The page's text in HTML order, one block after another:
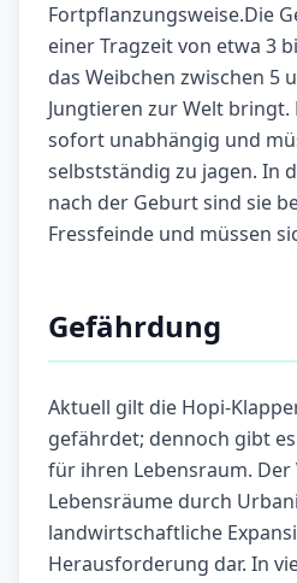
Fortpflanzungsweise.Die
einer Tragzeit von etwa 3
das Weibchen zwischen 5
Jungtieren zur Welt bringt.
sofort unabhängig und
selbstständig zu jagen. In
nach der Geburt sind sie
Fressfeinde und müssen
Gefährdung
Aktuell gilt die Hopi-
gefährdet; dennoch gibt
für ihren Lebensraum.
Lebensräume durch
landwirtschaftliche
Herausforderung dar. In